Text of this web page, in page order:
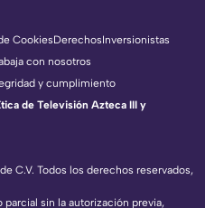
C.V. Todos los derechos reservados,
sin la autorización previa,
CookiesDerechosInversionistas
con nosotros
y cumplimiento
de Televisión Azteca III y